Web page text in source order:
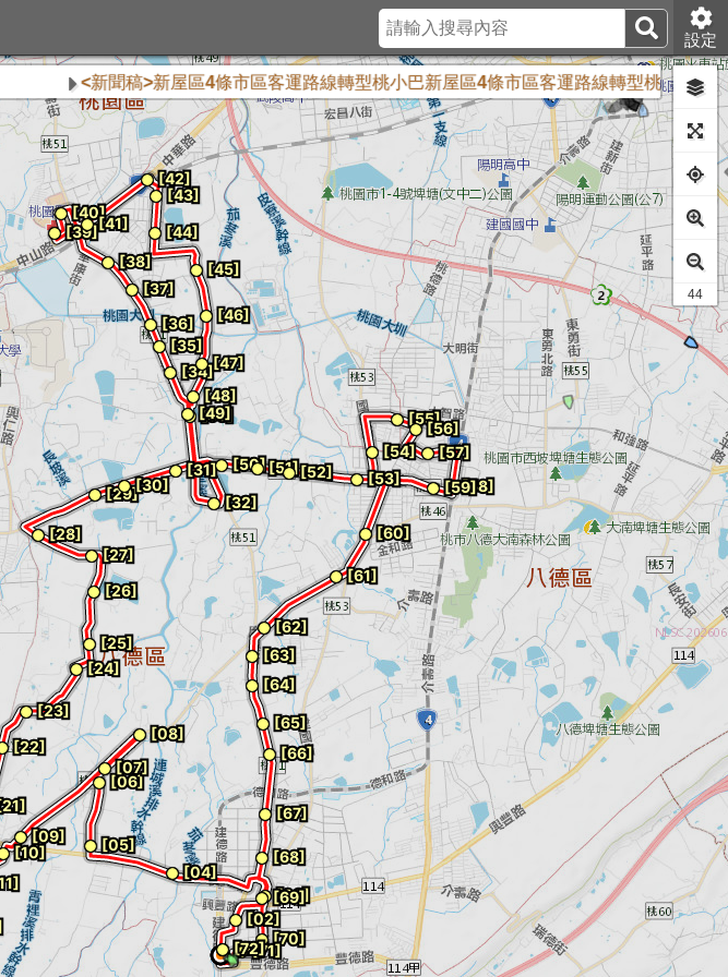
設定
<新聞稿>新屋區4條市區客運路線轉型桃小巴新屋區4條市區客運路線轉型桃小巴 <新
41